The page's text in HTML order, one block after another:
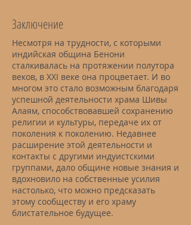
Заключение
Несмотря на трудности, с которыми
индийская община Бенони
сталкивалась на протяжении полутора
веков, в XXI веке она процветает. И во
многом это стало возможным благодаря
успешной деятельности храма Шивы
Алаям, способствовавшей сохранению
религии и культуры, передаче их от
поколения к поколению. Недавнее
расширение этой деятельности и
контакты с другими индуистскими
группами, дало общине новые знания и
вдохновило на собственные усилия
настолько, что можно предсказать
этому сообществу и его храму
блистательное будущее.